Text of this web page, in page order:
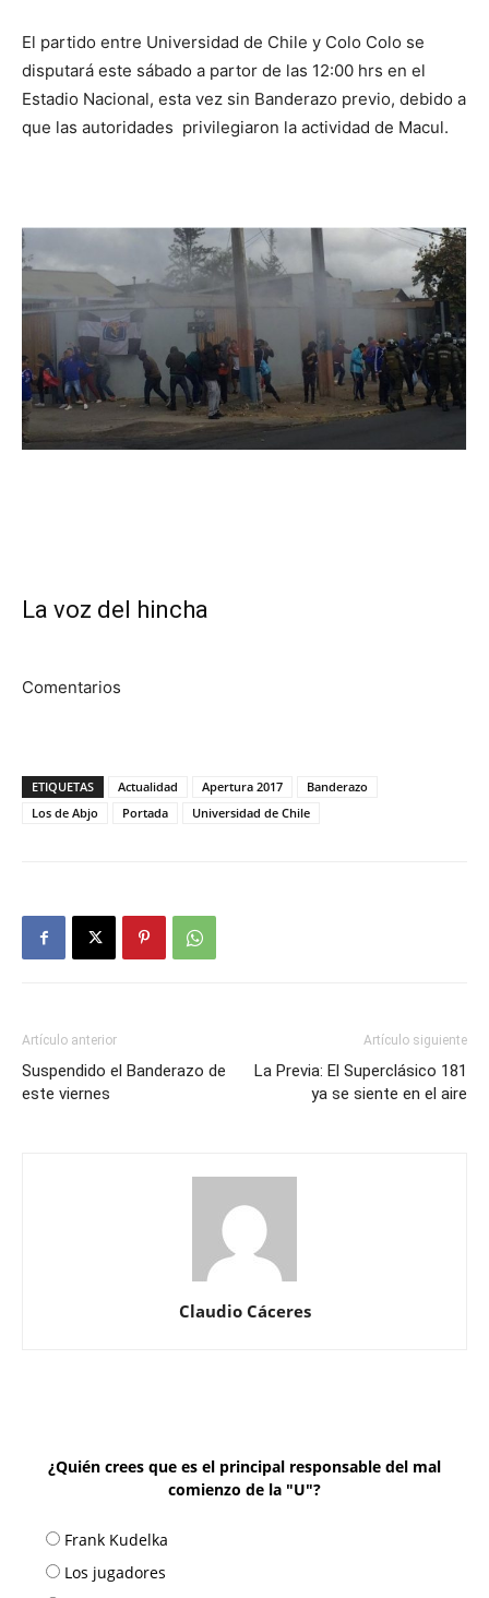
El partido entre Universidad de Chile y Colo Colo se
disputará este sábado a partor de las 12:00 hrs en el
Estadio Nacional, esta vez sin Banderazo previo, debido a
que las autoridades privilegiaron la actividad de Macul.
La voz del hincha
Comentarios
ETIQUETAS Actualidad Apertura 2017
Banderazo
Los de Abjo
Portada Universidad de Chile
Artículo anterior
Suspendido el Banderazo de
este viernes
Artículo siguiente
La Previa: El Superclásico 181
ya se siente en el aire
Claudio Cáceres
¿Quién crees que es el principal responsable del mal
comienzo de la "U"?
Frank Kudelka
Los jugadores